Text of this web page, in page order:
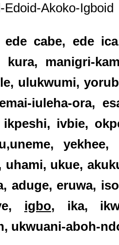
Edoid-Akoko-Igboid
ede cabe, ede
kura, manigri-
ulukwumi,
iuleha-ora,
ikpeshi, ivbie,
uhami, ukue,
aduge, eruwa,
igbo, ika,
ukwuani-aboh-